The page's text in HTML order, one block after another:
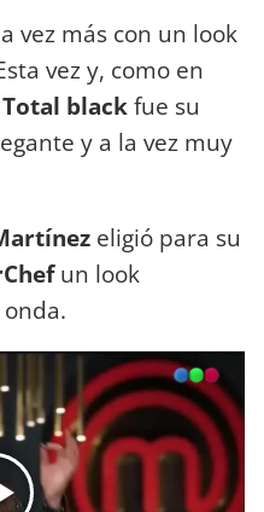
vez más con un look
vez y, como en
Total blackfue su
y a la vez muy
eligió para su
un look